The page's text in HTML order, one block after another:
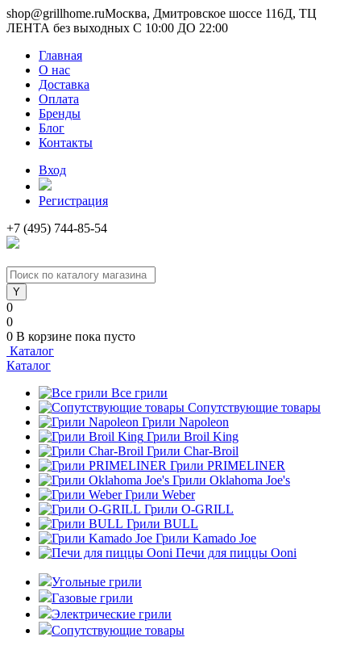
shop@grillhome.ruМосква, Дмитровское шоссе 116Д, ТЦ
ЛЕНТА без выходных С 10:00 ДО 22:00
Главная
О нас
Доставка
Оплата
Бренды
Блог
Контакты
Вход
Регистрация
+7 (495) 744-85-54
0
0
0 В корзине пока пусто
Каталог
Каталог
Все грили
Сопутствующие товары
Грили Napoleon
Грили Broil King
Грили Char-Broil
Грили PRIMELINER
Грили Oklahoma Joe's
Грили Weber
Грили O-GRILL
Грили BULL
Грили Kamado Joe
Печи для пиццы Ooni
Угольные грили
Газовые грили
Электрические грили
Сопутствующие товары